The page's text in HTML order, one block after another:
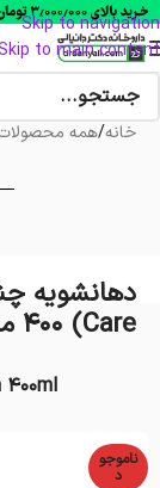
Skip to navigation
to main content
خانه/همه
Care) 400 میلی لیتر
ناموجو
د